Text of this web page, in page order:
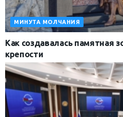
МИНУТА МОЛЧАНИЯ
Как создавалась памятная
крепости